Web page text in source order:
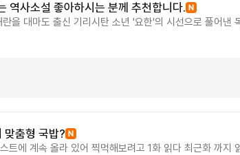
역사소설 좋아하시는 분께 추천합니다.
을 대마도 출신 기리시탄 소년 '요한'의 시선으로 풀어낸
정주행했어요. 2부 빨리 나왔으면 하는 생각이 드네요.
한 인물이 등장하며 군상극을 펼치는데 하나하나가 공감
다. 역사소설 좋아하시는 분께 추천합니다.
맞춤형 국밥?
트에 계속 올라 있어 찍먹해보려고 1화 읽다 최근화 까지